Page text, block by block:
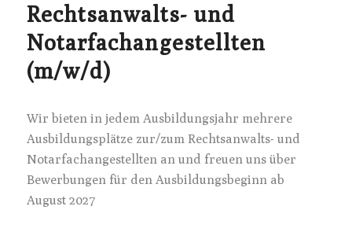
Rechtsanwalts- und
Notarfachangestellten
(m/w/d)
Wir bieten in jedem Ausbildungsjahr mehrere
Ausbildungsplätze zur/zum Rechtsanwalts- und
Notarfachangestellten an und freuen uns über
Bewerbungen für den Ausbildungsbeginn ab
August 2027